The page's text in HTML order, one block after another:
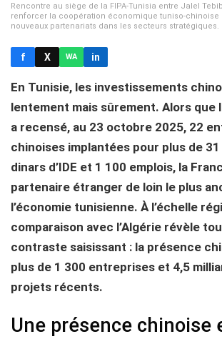
Rencontre au siège de la FIPA-Tunisia entre Jalel
renforcer la coopération économique tuniso-chinoise
nouveaux partenariats dans les secteurs stratégiques.
f X WA in
En Tunisie, les investissements
lentement mais sûrement. Alors que
a recensé, au 23 octobre 2025, 22
chinoises implantées pour plus de
dinars d’IDE et 1 100 emplois, la
partenaire étranger de loin le plus
l’économie tunisienne. À l’échelle
comparaison avec l’Algérie révèle
contraste saisissant : la présence
plus de 1 300 entreprises et 4,5
projets récents.
Une présence chinoise